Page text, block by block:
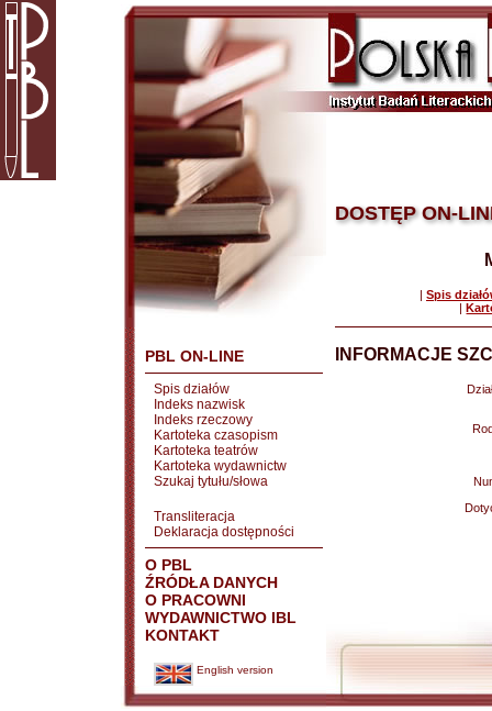
PBL ON-LINE
Spis działów
Indeks nazwisk
Indeks rzeczowy
Kartoteka czasopism
Kartoteka teatrów
Kartoteka wydawnictw
Szukaj tytułu/słowa
Transliteracja
Deklaracja dostępności
O PBL
ŹRÓDŁA DANYCH
O PRACOWNI
WYDAWNICTWO IBL
KONTAKT
English version
DOSTĘP ON-
| Spis
|
INFORMACJE